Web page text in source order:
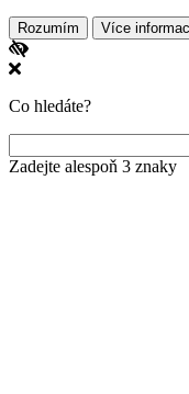
Rozumím Více
Co hledáte?
Zadejte alespoň 3 znaky